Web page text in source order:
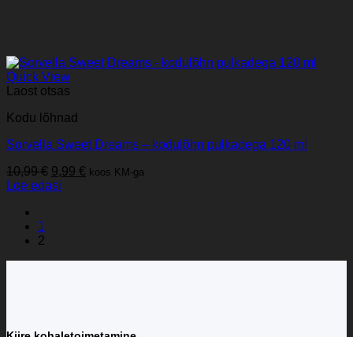
Quick View
Laost otsas
Kodu lõhnad
Sorvella Sweet Dreams – kodulõhn pulkadega 120 ml
10,99€ Algne
hind
9,99 € Praegune
koos KM-ga
Loe edasi
1
2